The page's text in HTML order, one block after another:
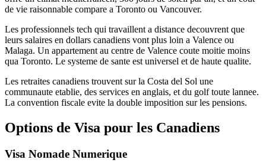
de vie raisonnable compare a Toronto ou Vancouver.
Les professionnels tech qui travaillent a distance decouvrent que
leurs salaires en dollars canadiens vont plus loin a Valence ou
Malaga. Un appartement au centre de Valence coute moitie moins
qua Toronto. Le systeme de sante est universel et de haute qualite.
Les retraites canadiens trouvent sur la Costa del Sol une
communaute etablie, des services en anglais, et du golf toute lannee.
La convention fiscale evite la double imposition sur les pensions.
Options de Visa pour les Canadiens
Visa Nomade Numerique